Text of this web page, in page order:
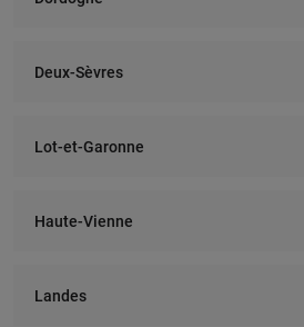
Deux-Sèvres
Lot-et-Garonne
Haute-Vienne
Landes